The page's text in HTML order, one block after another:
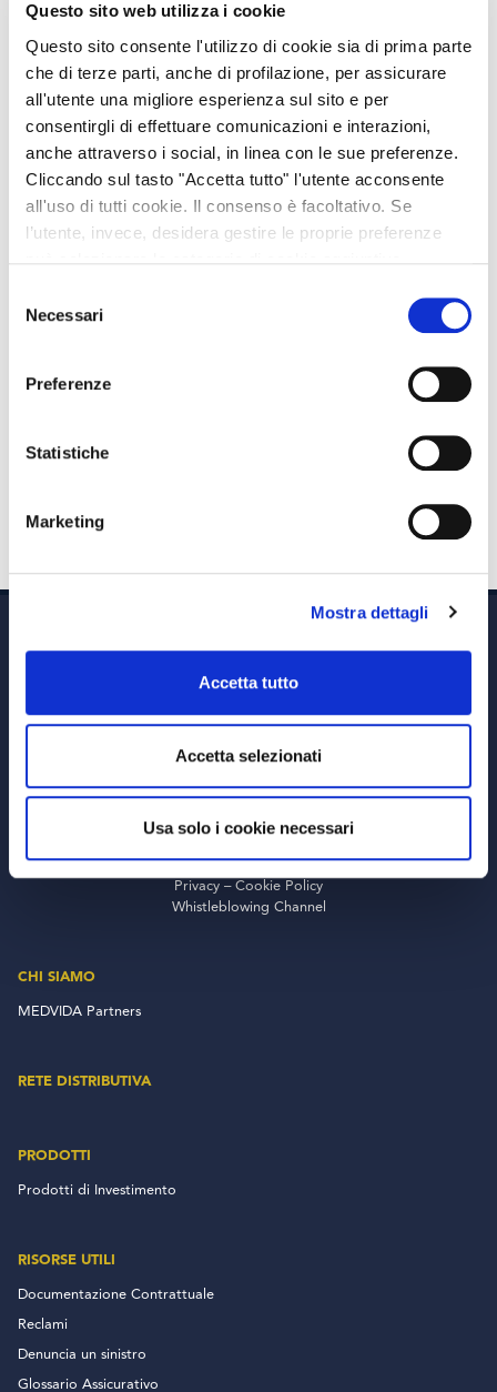
Questo sito web utilizza i cookie
Questo sito consente l'utilizzo di cookie sia di prima parte
che di terze parti, anche di profilazione, per assicurare
all'utente una migliore esperienza sul sito e per
consentirgli di effettuare comunicazioni e interazioni,
anche attraverso i social, in linea con le sue preferenze.
Cliccando sul tasto "Accetta tutto" l'utente acconsente
all'uso di tutti cookie. Il consenso è facoltativo. Se
l’utente, invece, desidera gestire le proprie preferenze
è possibile cliccare sul pulsante "Mostra dettagli".
delNecessari
Preferenze
Statistiche
Marketing
Mostra dettagli
Accetta tutto
Accetta selezionati
Usa solo i cookie necessari
LU1939214778
06/08/2026
Da products
LU2924885309
06/08/2026
Daproducts
LU3053688571
Via A. Albricci 7,
P.IVA 08595960967
© Copyright MEDVIDA Partners
Privacy – Cookie Policy
Whistleblowing Channel
CHI SIAMO
MEDVIDA Partners
RETE DISTRIBUTIVA
PRODOTTI
Prodotti di Investimento
RISORSE UTILI
Documentazione Contrattuale
Reclami
Denuncia un sinistro
Glossario Assicurativo